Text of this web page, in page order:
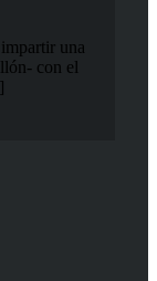
una
con el